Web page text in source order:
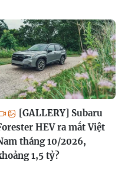
[GALLERY] Subaru
HEV ra mắt Việt
tháng 10/2026,
1,5 tỷ?